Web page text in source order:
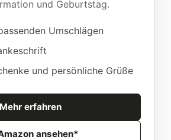
und Geburtstag.
Umschlägen
und persönliche Grüße
Mehr erfahren
ansehen*